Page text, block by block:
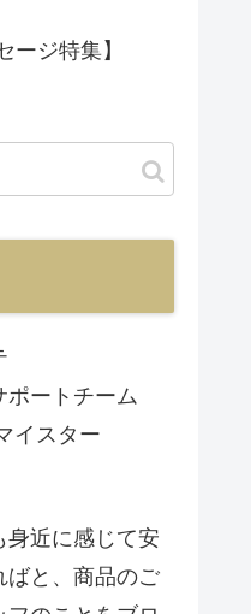
ージ特集】
ポートチーム
イスター
身近に感じて安
ばと、商品のご